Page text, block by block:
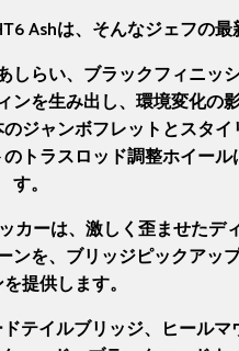
Ashは、そんなジェフの最
らい、ブラックフィニ
を生み出し、環境変化
ジャンボフレットとスタ
トラスロッド調整ホイー
す。
ーは、激しく歪ませたデ
を、ブリッジピックア
提供します。
イルブリッジ、ヒール